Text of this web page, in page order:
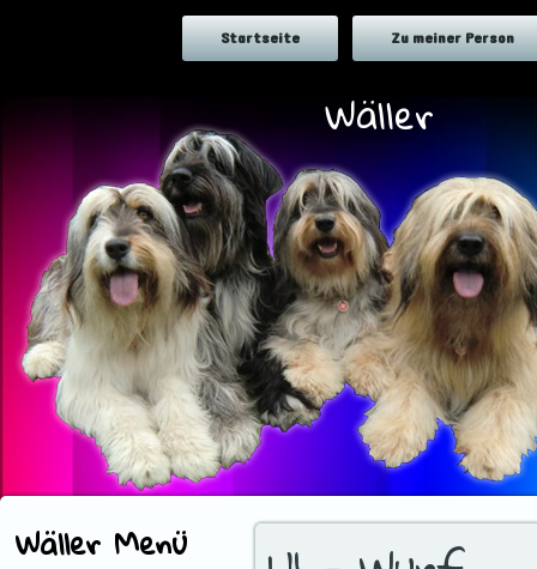
Startseite Zu meiner Person
Wäller
Wäller Menü